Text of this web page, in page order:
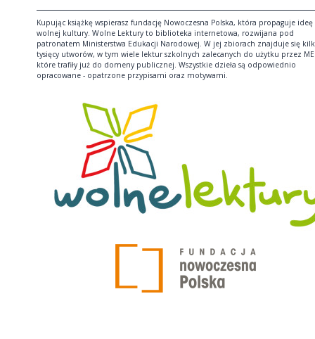
Kupując książkę wspierasz fundację Nowoczesna Polska, która propaguje ideę
wolnej kultury. Wolne Lektury to biblioteka internetowa, rozwijana pod
patronatem Ministerstwa Edukacji Narodowej. W jej zbiorach znajduje się
tysięcy utworów, w tym wiele lektur szkolnych zalecanych do użytku przez
które trafiły już do domeny publicznej. Wszystkie dzieła są odpowiednio
opracowane - opatrzone przypisami oraz motywami.